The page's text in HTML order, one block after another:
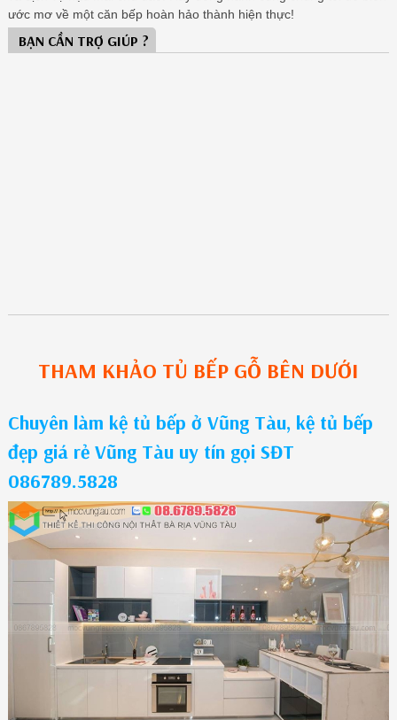
ước mơ về một căn bếp hoàn hảo thành hiện thực!
BẠN CẦN TRỢ GIÚP ?
THAM KHẢO TỦ BẾP GỖ BÊN DƯỚI
Chuyên làm kệ tủ bếp ở Vũng Tàu, kệ tủ bếp
đẹp giá rẻ Vũng Tàu uy tín gọi SĐT
086789.5828